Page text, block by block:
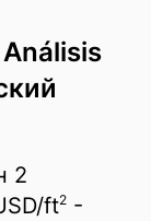
2
ft2 -